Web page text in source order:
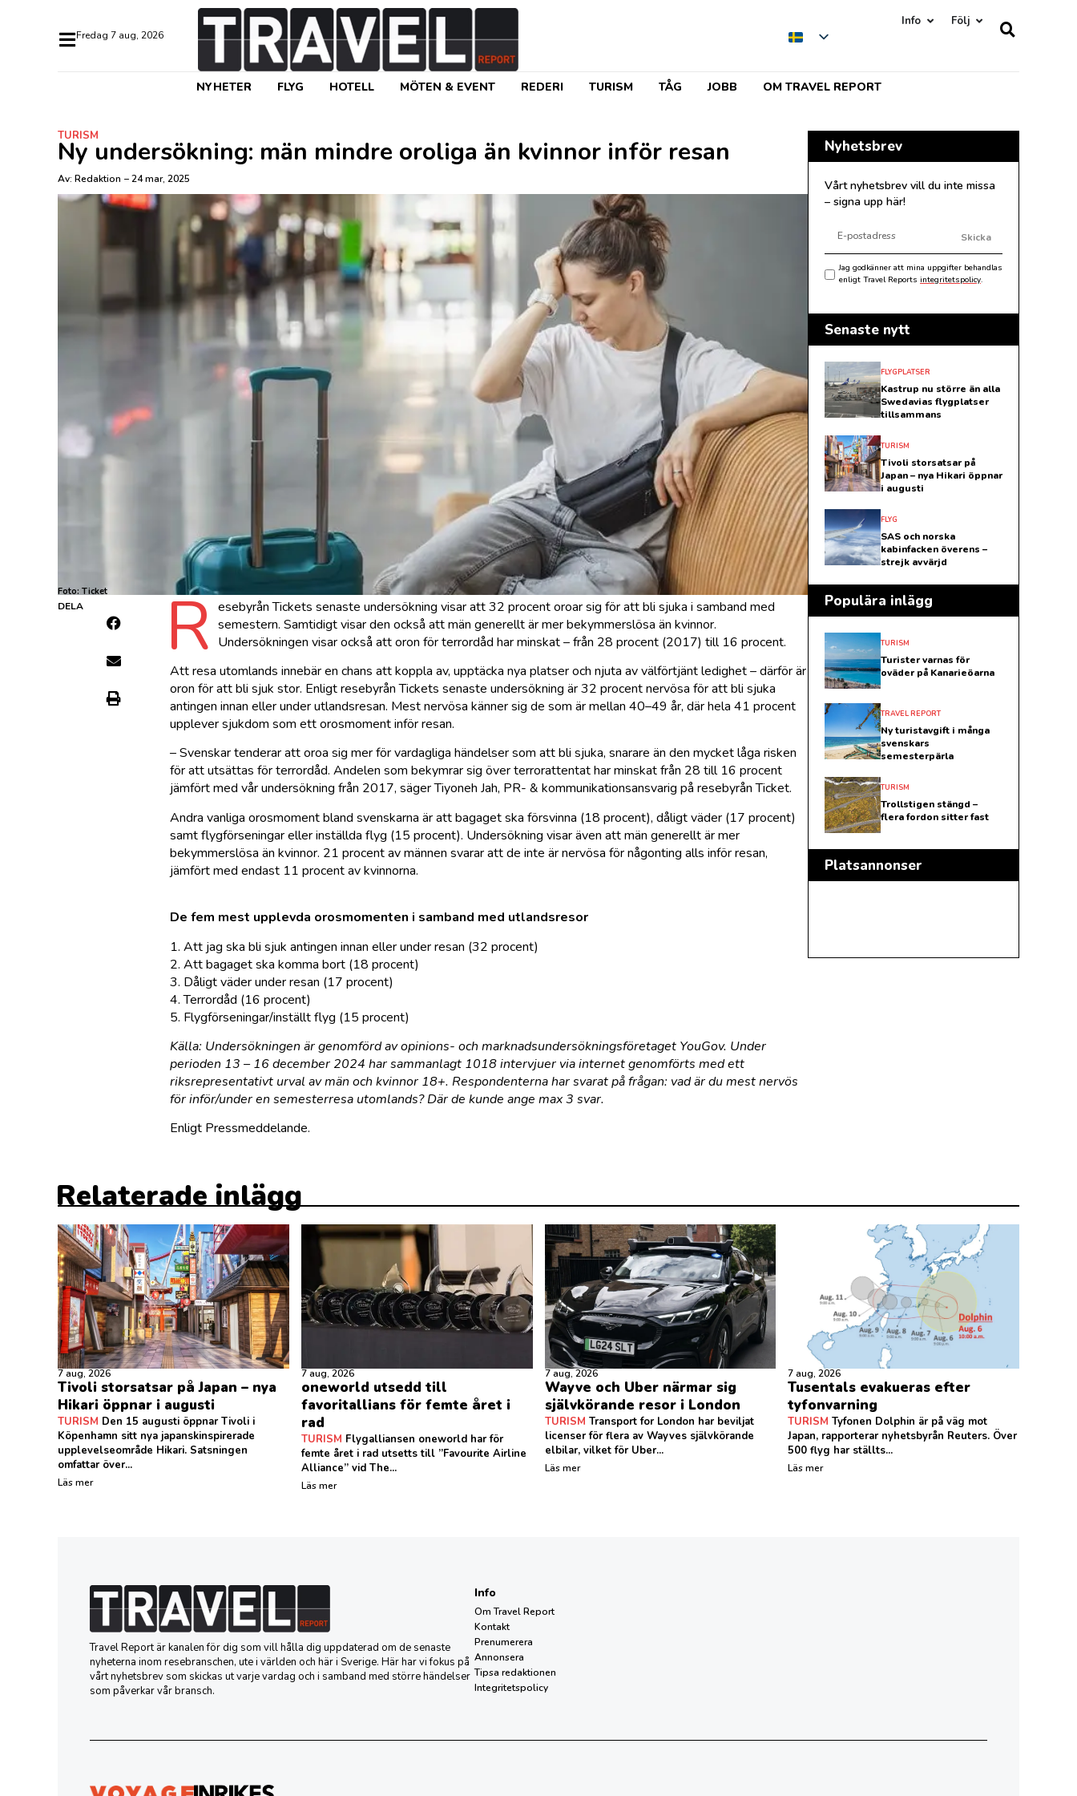
fredag 7 aug, 2026
Info Följ
NYHETER FLYG HOTELL MÖTEN & EVENT REDERI TURISM TÅG JOBB OM TRAVEL REPORT
TURISM
Ny undersökning: män mindre oroliga än kvinnor inför resan
Av: Redaktion –24 mar, 2025
Foto: Ticket
DELA R esebyrån Tickets senaste undersökning visar att 32 procent oroar sig för att bli sjuka i samband med
semestern. Samtidigt visar den också att män generellt är mer bekymmerslösa än kvinnor.
Undersökningen visar också att oron för terrordåd har minskat – från 28 procent (2017) till 16 procent.
Att resa utomlands innebär en chans att koppla av, upptäcka nya platser och njuta av välförtjänt ledighet – därför är
oron för att bli sjuk stor. Enligt resebyrån Tickets senaste undersökning är 32 procent nervösa för att bli sjuka
antingen innan eller under utlandsresan. Mest nervösa känner sig de som är mellan 40–49 år, där hela 41 procent
upplever sjukdom som ett orosmoment inför resan.
– Svenskar tenderar att oroa sig mer för vardagliga händelser som att bli sjuka, snarare än den mycket låga risken
för att utsättas för terrordåd. Andelen som bekymrar sig över terrorattentat har minskat från 28 till 16 procent
jämfört med vår undersökning från 2017, säger Tiyoneh Jah, PR- & kommunikationsansvarig på resebyrån Ticket.
Andra vanliga orosmoment bland svenskarna är att bagaget ska försvinna (18 procent), dåligt väder (17 procent)
samt flygförseningar eller inställda flyg (15 procent). Undersökning visar även att män generellt är mer
bekymmerslösa än kvinnor. 21 procent av männen svarar att de inte är nervösa för någonting alls inför resan,
jämfört med endast 11 procent av kvinnorna.
De fem mest upplevda orosmomenten i samband med utlandsresor
1. Att jag ska bli sjuk antingen innan eller under resan (32 procent)
2. Att bagaget ska komma bort (18 procent)
3. Dåligt väder under resan (17 procent)
4. Terrordåd (16 procent)
5. Flygförseningar/inställt flyg (15 procent)
Källa: Undersökningen är genomförd av opinions- och marknadsundersökningsföretaget YouGov. Under
perioden 13 – 16 december 2024 har sammanlagt 1018 intervjuer via internet genomförts med ett
riksrepresentativt urval av män och kvinnor 18+. Respondenterna har svarat på frågan: vad är du mest nervös
för inför/under en semesterresa utomlands? Där de kunde ange max 3 svar.
Enligt Pressmeddelande.
Nyhetsbrev
Vårt nyhetsbrev vill du inte missa
– signa upp här!
Jag godkänner att mina uppgifter behandlas
enligt Travel Reports integritetspolicy.
Skicka
Senaste nytt
FLYGPLATSER
Kastrup nu större än alla
Swedavias flygplatser
tillsammans
TURISM
Tivoli storsatsar på
Japan – nya Hikari öppnar
i augusti
FLYG
SAS och norska
kabinfacken överens –
strejk avvärjd
Populära inlägg
TURISM
Turister varnas för
oväder på Kanarieöarna
TRAVEL REPORT
Ny turistavgift i många
svenskars
semesterpärla
TURISM
Trollstigen stängd –
flera fordon sitter fast
Platsannonser
Relaterade inlägg
7 aug, 2026
Tivoli storsatsar på Japan – nya
Hikari öppnar i augusti
TURISM Den 15 augusti öppnar Tivoli i
Köpenhamn sitt nya japanskinspirerade
upplevelseområde Hikari. Satsningen
omfattar över...
Läs mer
7 aug, 2026
oneworld utsedd till
favoritallians för femte året i
rad
TURISM Flygalliansen oneworld har för
femte året i rad utsetts till ”Favourite Airline
Alliance” vid The...
Läs mer
7 aug, 2026
Wayve och Uber närmar sig
självkörande resor i London
TURISM Transport for London har beviljat
licenser för flera av Wayves självkörande
elbilar, vilket för Uber...
Läs mer
7 aug, 2026
Tusentals evakueras efter
tyfonvarning
TURISM Tyfonen Dolphin är på väg mot
Japan, rapporterar nyhetsbyrån Reuters. Över
500 flyg har ställts...
Läs mer
Travel Report är kanalen för dig som vill hålla dig uppdaterad om de senaste
nyheterna inom resebranschen, ute i världen och här i Sverige. Här har vi fokus på
vårt nyhetsbrev som skickas ut varje vardag och i samband med större händelser
som påverkar vår bransch.
Info
Om Travel Report
Kontakt
Prenumerera
Annonsera
Tipsa redaktionen
Integritetspolicy